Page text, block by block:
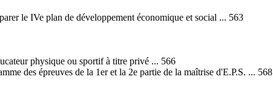
le IVe plan de développement économique et social ... 563
physique ou sportif à titre privé ... 566
des épreuves de la 1er et la 2e partie de la maîtrise d'E.P.S. ... 568